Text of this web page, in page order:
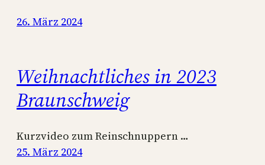
26. März 2024
Weihnachtliches in 2023
Braunschweig
Kurzvideo zum Reinschnuppern …
25. März 2024